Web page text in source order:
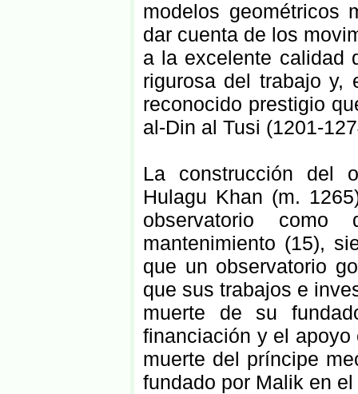
modelos geométricos
dar cuenta de los
a la excelente calidad
rigurosa del trabajo y,
reconocido prestigio
al-Din al Tusi (1201-
La construcción del
Hulagu Khan (m.
observatorio
mantenimiento (15),
que un observatorio
que sus trabajos e
muerte de su
financiación y el
muerte del príncipe
fundado por Malik en